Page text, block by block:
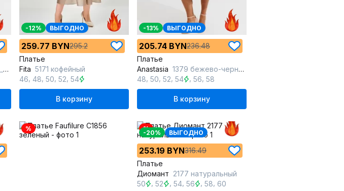
-12% ВЫГОДНО
259.77 BYN295.2
Платье
Fita 5171 кофейный
46 48 50 52 54
В корзину
-13% ВЫГОДНО
205.74 BYN236.48
Платье
Anastasia 1379 бежево-черный
48 50 52 54 ,56 ,58
В корзину
% %
-20% ВЫГОДНО
253.19 BYN316.49
Платье
Диомант 2177 натуральный
50
,52 54 56 58 60